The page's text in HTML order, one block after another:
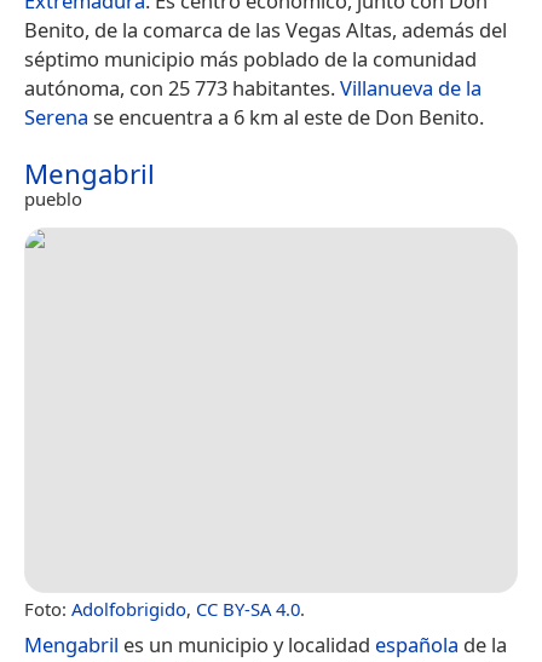
Benito, de la comarca de las Vegas Altas, además del
séptimo municipio más poblado de la comunidad
autónoma, con 25 773 habitantes.Villanueva de la
Serena se encuentra a 6 km al este de Don Benito.
Mengabril
pueblo
Foto: Adolfobrigido, CC BY-SA 4.0.
Mengabril es un municipio y localidad española de la